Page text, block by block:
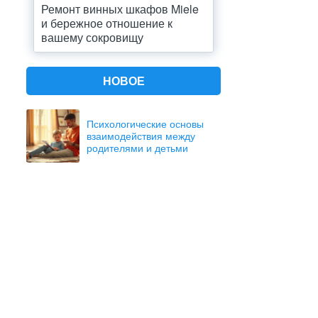
Ремонт винных шкафов Miele
и бережное отношение к
вашему сокровищу
НОВОЕ
Психологические основы
взаимодействия между
родителями и детьми